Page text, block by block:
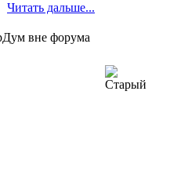
Читать дальше...